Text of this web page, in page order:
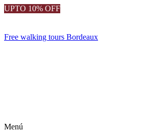
UPTO 10% OFF
Free walking tours Bordeaux
Menú